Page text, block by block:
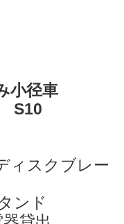
小径車
S10
ィスクブレー
ンド